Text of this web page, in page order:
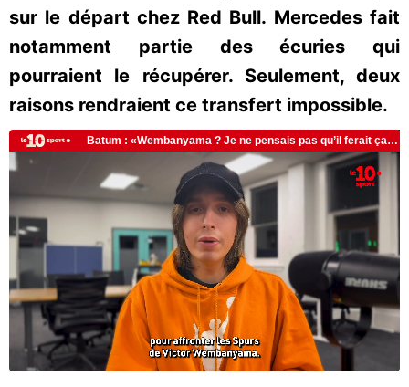
sur le départ chez Red Bull. Mercedes fait
notamment partie des écuries qui
pourraient le récupérer. Seulement, deux
raisons rendraient ce transfert impossible.